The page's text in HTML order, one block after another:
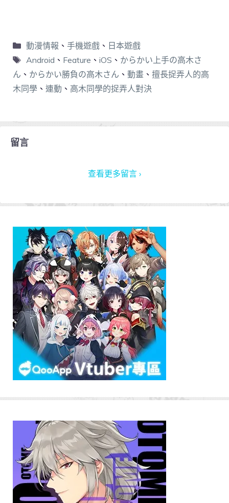
動漫情報 、 手機遊戲、 日本遊戲
Android 、 Feature 、 iOS 、 からかい上手の高木さ
ん 、 からかい勝負の高木さん 、 動畫 、 擅長捉弄人的高
木同學 、 連動 、 高木同學的捉弄人對決
留言
查看更多留言 ›